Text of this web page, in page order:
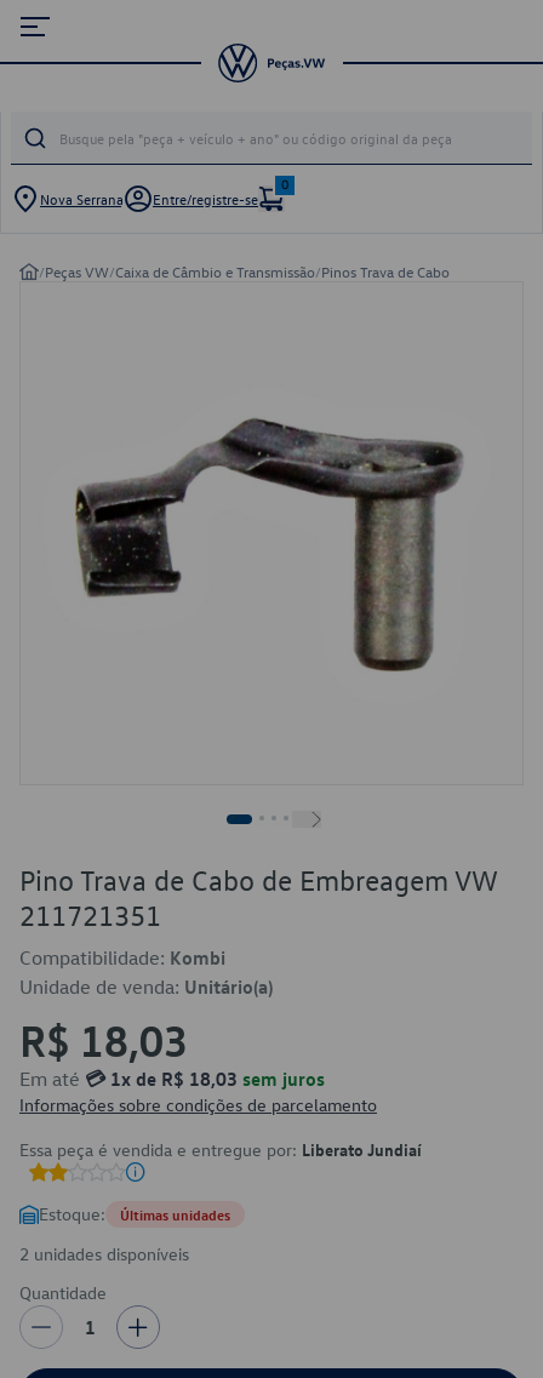
Nova Serrana Entre/registre-se
0
/Peças VW/Caixa de Câmbio e Transmissão/Pinos Trava de Cabo
Pino Trava de Cabo de Embreagem VW
211721351
Compatibilidade: Kombi
Unidade de venda: Unitário(a)
R$ 18,03
Em até 💳 1x de R$ 18,03 sem juros
Informações sobre condições de parcelamento
Essa peça é vendida e entregue por: Liberato Jundiaí
Estoque: Últimas unidades
2 unidades disponíveis
Quantidade
1